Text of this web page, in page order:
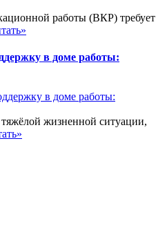
работы (ВКР) требует
в доме работы:
тяжёлой жизненной ситуации,